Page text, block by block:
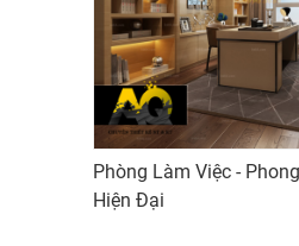
Phòng Làm Việc -
Hiện Đại